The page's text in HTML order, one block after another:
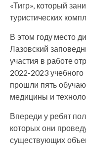
«Тигр», который
туристических
В этом году место
Лазовский
участия в работе
2022-2023
прошли пять
медицины и
Впереди у ребят
которых они
существующих